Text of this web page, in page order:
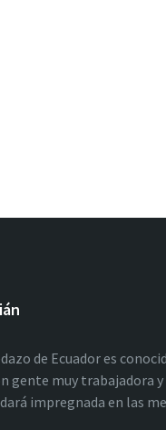
de Ecuador es
gente muy trabajadora
impregnada en las